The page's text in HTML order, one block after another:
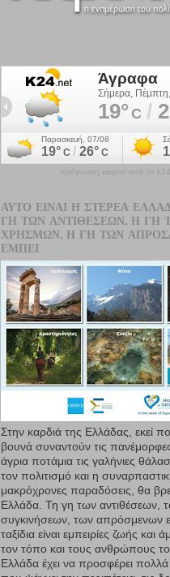
πρόγνωση καιρού από το
ΑΥΤΌ ΕΊΝΑΙ Η ΣΤΕΡΕΆ
ΓΗ ΤΩΝ ΑΝΤΙΘΈΣΕΩΝ. Η ΓΗ
ΧΡΗΣΜΏΝ. Η ΓΗ ΤΩΝ
ΕΜΠΕΙ
Στην καρδιά της Ελλάδας, εκεί
βουνά συναντούν τις
άγρια ποτάμια τις γαλήνιες
τον πολιτισμό και η
μακρόχρονες παραδόσεις, θα
Ελλάδα. Τη γη των αντιθέσεων,
συγκινήσεων, των απρόσμενων
ταξίδια είναι εμπειρίες ζωής
τον τόπο και τους ανθρώπους
Ελλάδα έχει να προσφέρει πολλά